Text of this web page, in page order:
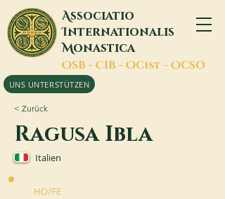
Associatio
Internationalis
Monastica
OSB - CIB - OCist - OCSO
UNS UNTERSTÜTZEN
< Zurück
Ragusa Ibla
Italien
HO/FE